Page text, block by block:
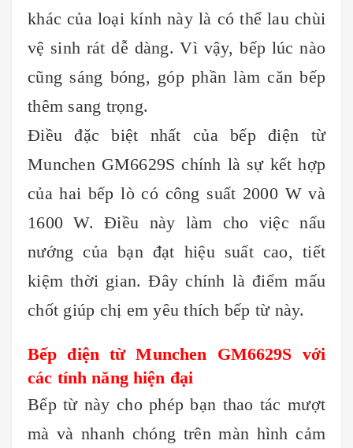
khác của loại kính này là có thể lau chùi
vệ sinh rát dễ dàng. Vì vậy, bếp lúc nào
cũng sáng bóng, góp phần làm căn bếp
thêm sang trọng.
Điều đặc biệt nhất của bếp điện từ
Munchen GM6629S chính là sự kết hợp
của hai bếp lò có công suất 2000 W và
1600 W. Điều này làm cho việc nấu
nướng của bạn đạt hiệu suất cao, tiết
kiệm thời gian. Đây chính là điểm mấu
chốt giúp chị em yêu thích bếp từ này.
Bếp điện từ Munchen GM6629S với
các tính năng hiện đại
Bếp từ này cho phép bạn thao tác mượt
mà và nhanh chóng trên màn hình cảm